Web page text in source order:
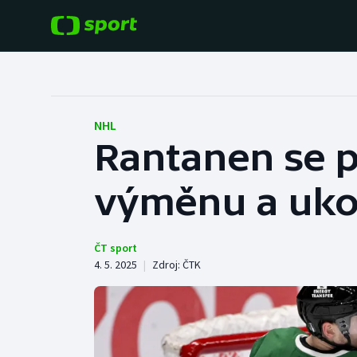
Hokej
Tenis
Cyklistika
Baseball a softbal
Basketbal
Boby a skeleton
Box
NHL
Rantanen se
výměnu a
ČT sport
4. 5. 2025 | Zdroj: ČTK